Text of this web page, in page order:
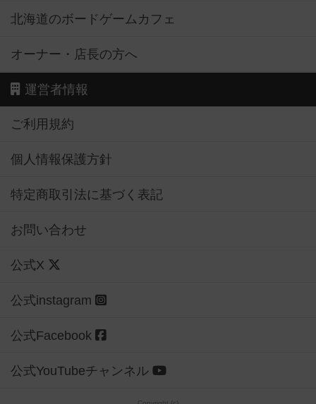
北海道のボードゲームカフェ
オーナー・店長の方へ
運営者情報
ご利用規約
個人情報保護方針
特定商取引法に基づく表記
お問い合わせ
公式X
公式instagram
公式Facebook
公式YouTubeチャンネル